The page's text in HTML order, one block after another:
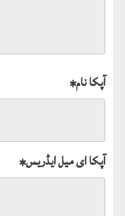
آپکا نام*
آپکا ای میل ایڈریس*